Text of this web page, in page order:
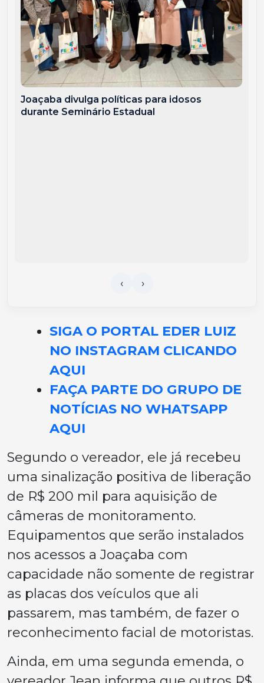
Joaçaba divulga políticas para idosos
durante Seminário Estadual
SIGA O PORTAL EDER LUIZ
NO INSTAGRAM CLICANDO
AQUI
FAÇA PARTE DO GRUPO DE
NOTÍCIAS NO WHATSAPP
AQUI
Segundo o vereador, ele já recebeu
uma sinalização positiva de liberação
de R$ 200 mil para aquisição de
câmeras de monitoramento.
Equipamentos que serão instalados
nos acessos a Joaçaba com
capacidade não somente de registrar
as placas dos veículos que ali
passarem, mas também, de fazer o
reconhecimento facial de motoristas.
Ainda, em uma segunda emenda, o